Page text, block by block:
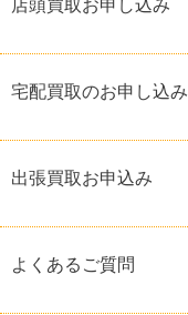
店頭買取お申し込み
宅配買取のお申し込み
出張買取お申込み
よくあるご質問